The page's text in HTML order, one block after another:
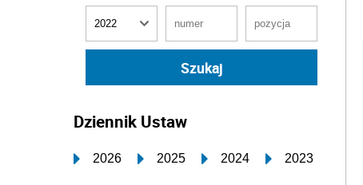
Dziennik Ustaw
2026 2025 2024 2023